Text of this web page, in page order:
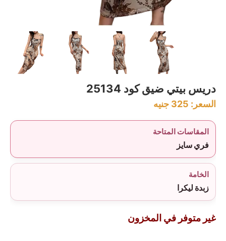
دريس بيتي ضيق كود 25134
السعر: 325 جنيه
المقاسات المتاحة
فري سايز
الخامة
زبدة ليكرا
غير متوفر في المخزون